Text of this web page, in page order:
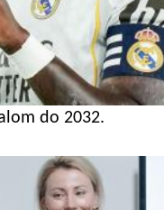
do 2032.